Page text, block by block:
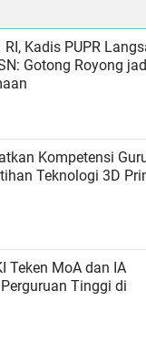
Kadis PUPR
Gotong Royong
Kompetensi
Teknologi 3D
Teken MoA dan IA
Tinggi di